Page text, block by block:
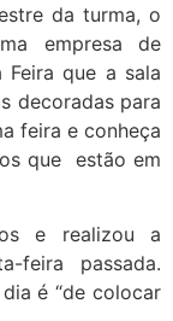
da turma, o
empresa de
que a sala
decoradas para
feira e conheça
que estão em
e realizou a
feira passada.
é “de colocar